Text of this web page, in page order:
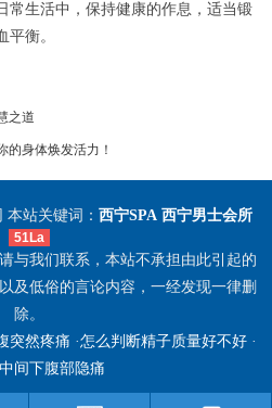
常生活中，保持健康的作息，适当锻
衡。
之道
的身体焕发活力！
站关键词： 西宁SPA 西宁男士会所
51La
与我们联系，本站不承担由此引起的
及低俗的言论内容，一经发现一律删
除。
突然疼痛 ·怎么判断精子质量好不好·
间下腹部隐痛